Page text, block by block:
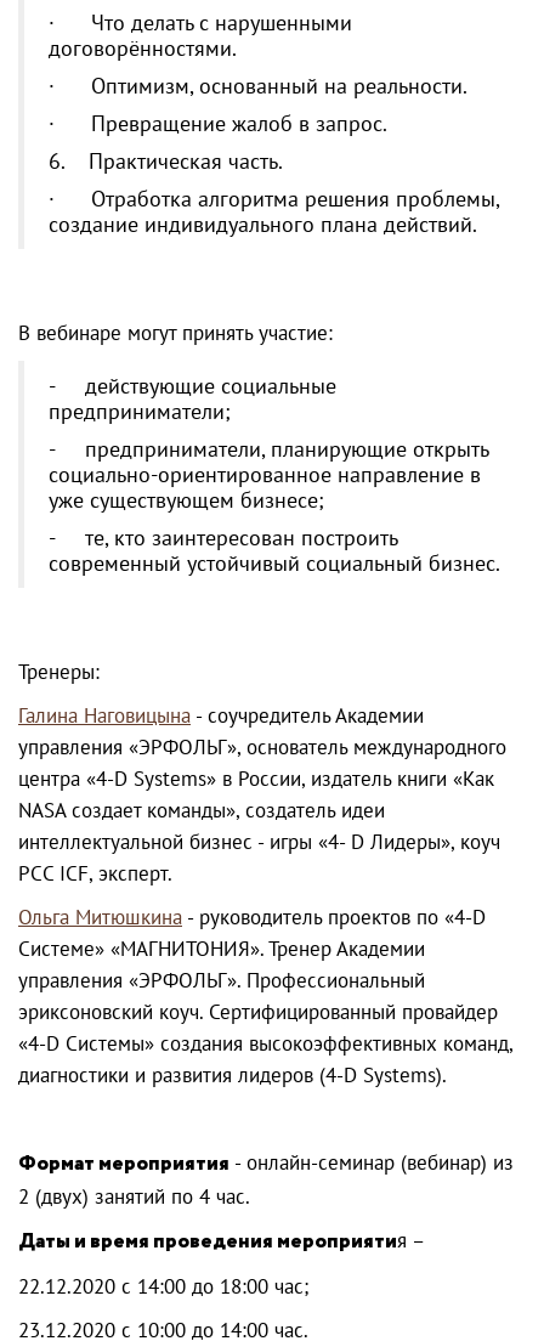
· Что делать с нарушенными
договорённостями.
· Оптимизм, основанный на реальности.
· Превращение жалоб в запрос.
6. Практическая часть.
· Отработка алгоритма решения проблемы,
создание индивидуального плана действий.
В вебинаре могут принять участие:
- действующие социальные
предприниматели;
- предприниматели, планирующие открыть
социально-ориентированное направление в
уже существующем бизнесе;
- те, кто заинтересован построить
современный устойчивый социальный бизнес.
Тренеры:
Галина Наговицына - соучредитель Академии
управления «ЭРФОЛЬГ», основатель международного
центра «4-D Systems» в России, издатель книги «Как
NASA создает команды», создатель идеи
интеллектуальной бизнес - игры «4- D Лидеры», коуч
РСС ICF, эксперт.
Ольга Митюшкина - руководитель проектов по «4-D
Системе» «МАГНИТОНИЯ». Тренер Академии
управления «ЭРФОЛЬГ». Профессиональный
эриксоновский коуч. Сертифицированный провайдер
«4-D Системы» создания высокоэффективных команд,
диагностики и развития лидеров (4-D Systems).
Формат мероприятия - онлайн-семинар (вебинар) из
2 (двух) занятий по 4 час.
Даты и время проведения мероприятия –
22.12.2020 с 14:00 до 18:00 час;
23.12.2020 с 10:00 до 14:00 час.